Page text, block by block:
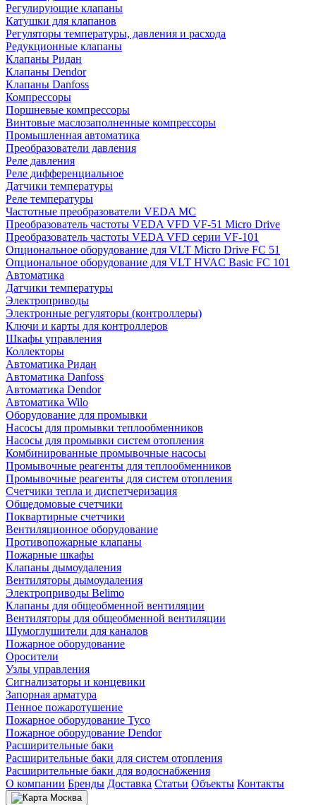
Регулирующие клапаны
Катушки для клапанов
Регуляторы температуры, давления и расхода
Редукционные клапаны
Клапаны Ридан
Клапаны Dendor
Клапаны Danfoss
Компрессоры
Поршневые компрессоры
Винтовые маслозаполненные компрессоры
Промышленная автоматика
Преобразователи давления
Реле давления
Реле дифференциальное
Датчики температуры
Реле температуры
Частотные преобразователи VEDA MC
Преобразователь частоты VEDA VFD VF-51 Micro Drive
Преобразователь частоты VEDA VFD серии VF-101
Опциональное оборудование для VLT Micro Drive FC 51
Опциональное оборудование для VLT HVAC Basic FC 101
Автоматика
Датчики температуры
Электроприводы
Электронные регуляторы (контроллеры)
Ключи и карты для контроллеров
Шкафы управления
Коллекторы
Автоматика Ридан
Автоматика Danfoss
Автоматика Dendor
Автоматика Wilo
Оборудование для промывки
Насосы для промывки теплообменников
Насосы для промывки систем отопления
Комбинированные промывочные насосы
Промывочные реагенты для теплообменников
Промывочные реагенты для систем отопления
Счетчики тепла и диспетчеризация
Общедомовые счетчики
Поквартирные счетчики
Вентиляционное оборудование
Противопожарные клапаны
Пожарные шкафы
Клапаны дымоудаления
Вентиляторы дымоудаления
Электроприводы Belimo
Клапаны для общеобменной вентиляции
Вентиляторы для общеобменной вентиляции
Шумоглушители для каналов
Пожарное оборудование
Оросители
Узлы управления
Сигнализаторы и концевики
Запорная арматура
Пенное пожаротушение
Пожарное оборудование Tyco
Пожарное оборудование Dendor
Расширительные баки
Расширительные баки для систем отопления
Расширительные баки для водоснабжения
О компании Бренды Доставка Статьи Объекты Контакты
Москва